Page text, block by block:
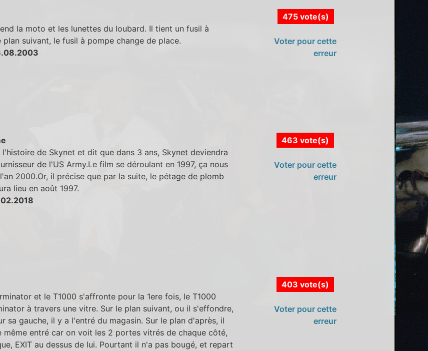
la moto et les lunettes du loubard. Il tient un fusil à
plan suivant, le fusil à pompe change de place.
475 vote(s)
Voter pour cette
erreur
l'histoire de Skynet et dit que dans 3 ans, Skynet deviendra
de l'US Army.Le film se déroulant en 1997, ça nous
2000.Or, il précise que par la suite, le pétage de plomb
lieu en août 1997.
463 vote(s)
Voter pour cette
erreur
et le T1000 s'affronte pour la 1ere fois, le T1000
à travers une vitre. Sur le plan suivant, ou il s'effondre,
sa gauche, il y a l'entré du magasin. Sur le plan d'après, il
même entré car on voit les 2 portes vitrés de chaque côté,
EXIT au dessus de lui. Pourtant il n'a pas bougé, et repart
403 vote(s)
Voter pour cette
erreur